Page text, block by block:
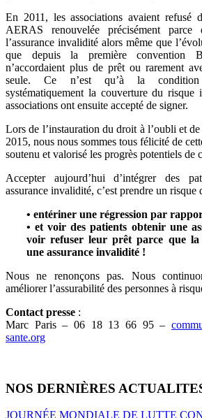
En 2011, les associations avaient refusé
AERAS renouvelée précisément parce
l’assurance invalidité alors même que
que depuis la première convention
n’accordaient plus de prêt ou rarement
seule. Ce n’est qu’à la condition
systématiquement la couverture du
associations ont ensuite accepté de signer.
Lors de l’instauration du droit à l’oubli et
2015, nous nous sommes tous félicité de
soutenu et valorisé les progrès potentiels de
Accepter aujourd’hui d’intégrer des
assurance invalidité, c’est prendre un risque
• entériner une régression par
• et voir des patients obtenir une
voir refuser leur prêt parce que la
une assurance invalidité !
Nous ne renonçons pas. Nous
améliorer l’assurabilité des personnes à
Contact presse :
Marc Paris – 06 18 13 66 95 –
sante.org
NOS DERNIÈRES
JOURNÉE MONDIALE DE LUTTE